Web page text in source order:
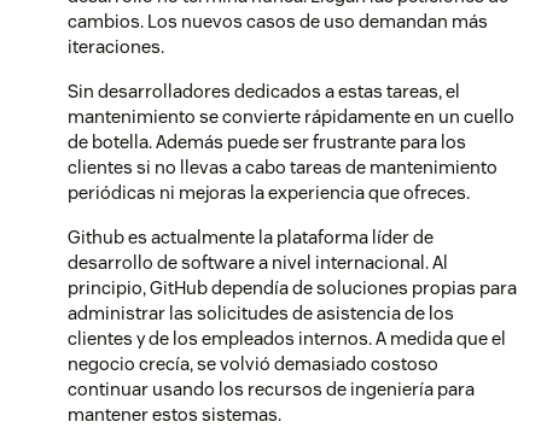
cambios. Los nuevos casos de uso demandan más
iteraciones.
Sin desarrolladores dedicados a estas tareas, el
mantenimiento se convierte rápidamente en un cuello
de botella. Además puede ser frustrante para los
clientes si no llevas a cabo tareas de mantenimiento
periódicas ni mejoras la experiencia que ofreces.
Github es actualmente la plataforma líder de
desarrollo de software a nivel internacional. Al
principio, GitHub dependía de soluciones propias para
administrar las solicitudes de asistencia de los
clientes y de los empleados internos. A medida que el
negocio crecía, se volvió demasiado costoso
continuar usando los recursos de ingeniería para
mantener estos sistemas.